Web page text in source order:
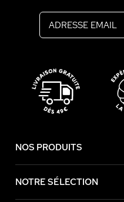
NOS PRODUITS
NOTRE SÉLECTION